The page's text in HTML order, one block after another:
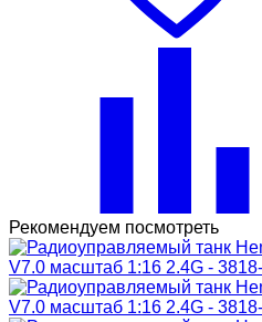
Рекомендуем посмотреть